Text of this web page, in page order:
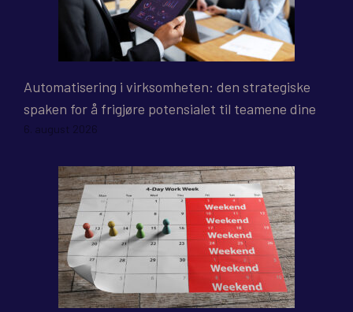
Automatisering i virksomheten: den strategiske
spaken for å frigjøre potensialet til teamene dine
6. august 2026